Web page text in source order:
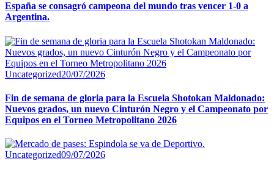
España se consagró campeona del mundo tras vencer 1-0 a
Argentina.
Uncategorized20/07/2026
Fin de semana de gloria para la Escuela Shotokan Maldonado:
Nuevos grados, un nuevo Cinturón Negro y el Campeonato por
Equipos en el Torneo Metropolitano 2026
Uncategorized09/07/2026